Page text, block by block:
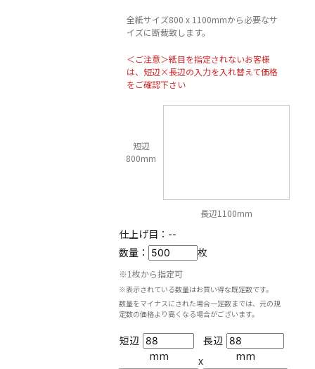
全紙サイズ800 x 1100mmから必要なサ
イズに断裁致します。
＜ご注意＞紙目を指定されないお客様
は、短辺×長辺の入力を入れ替えて価格
をご確認下さい
短辺
800mm
長辺1100mm
仕上げ目： --
数量：
枚
※1枚から指定可
※表示されている数量はお買い得な既定数です。
数量をマイナスにされた場合一定数までは、元の規
定数の価格より高くなる場合がございます。
短辺
mm
x
長辺
mm